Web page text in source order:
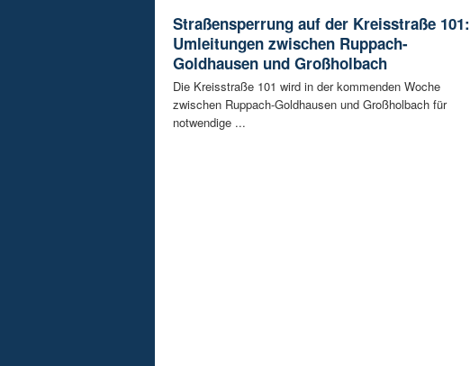
Straßensperrung auf der Kreisstraße 101:
Umleitungen zwischen Ruppach-
Goldhausen und Großholbach
Die Kreisstraße 101 wird in der kommenden Woche
zwischen Ruppach-Goldhausen und Großholbach für
notwendige ...